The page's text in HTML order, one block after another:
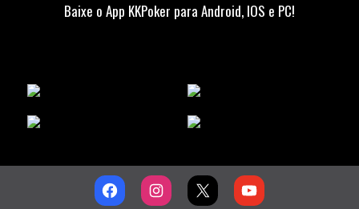
Baixe o App KKPoker para Android, IOS e PC!